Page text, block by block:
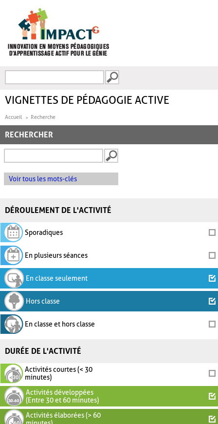
FORMULAIRE DE
VIGNETTES DE PÉDAGOGIE ACTIVE
Accueil Recherche
RECHERCHER
Voir tous les mots-clés
DÉROULEMENT DE L'ACTIVITÉ
Sporadiques
En plusieurs séances
En classe seulement
Hors classe
En classe et hors classe
DURÉE DE L'ACTIVITÉ
Activités courtes (< 30
minutes)
Activités développées
(Entre 30 et 60 minutes)
Activités élaborées (> 60